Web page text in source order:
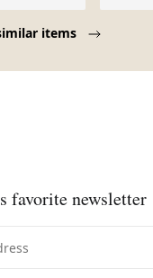
items
favorite newsletter